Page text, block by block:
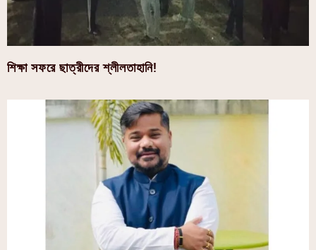
শিক্ষা সফরে ছাত্রীদের শ্লীলতাহানি!